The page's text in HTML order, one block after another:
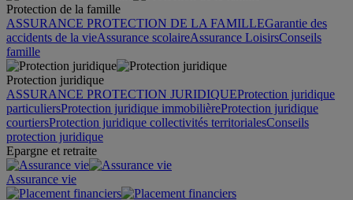
Protection de la famille
ASSURANCE PROTECTION DE LA FAMILLEGarantie des
accidents de la vieAssurance scolaireAssurance LoisirsConseils
famille
Protection juridique
ASSURANCE PROTECTION JURIDIQUEProtection juridique
particuliersProtection juridique immobilièreProtection juridique
courtiersProtection juridique collectivités territorialesConseils
protection juridique
Epargne et retraite
Assurance vie